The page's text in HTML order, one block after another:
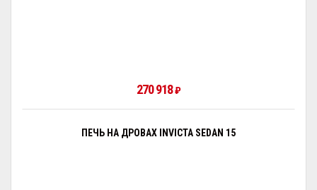
270 918₽
ПЕЧЬ НА ДРОВАХ INVICTA SEDAN 15